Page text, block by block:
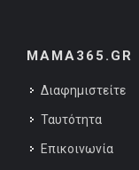
MAMA365.GR
Διαφημιστείτε
Ταυτότητα
Επικοινωνία